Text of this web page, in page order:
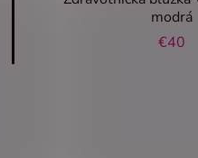
modrá
€40